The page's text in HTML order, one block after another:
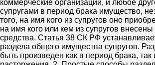
коммерческие организации, и любое
супругами в период брака имущество,
того, на имя кого из супругов оно
на имя кого или кем из супругов
средства. Статья 38 СК РФ
раздела общего имущества супругов.
быть произведен как в период брака, так